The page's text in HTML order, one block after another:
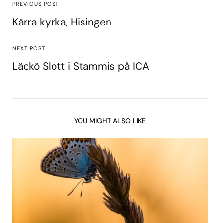
PREVIOUS POST
Kärra kyrka, Hisingen
NEXT POST
Läckö Slott i Stammis på ICA
YOU MIGHT ALSO LIKE